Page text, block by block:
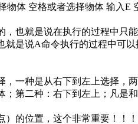
物体 空格或者选择物体 输入E
，也就是说在执行的过程中只
就是说A命令执行的过程中可
，一种是从右下到左上选择，
；第二种：右下到左上；凡是
）的位置，这个非常重要！！